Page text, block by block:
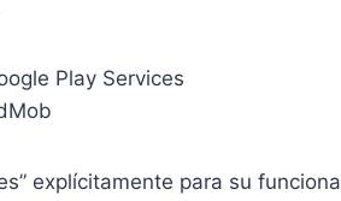
Play Services
explícitamente para su